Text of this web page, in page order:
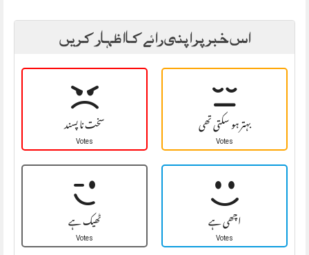
اس خبر پر اپنی رائے کا اظہار کریں
سخت نا پسند
Votes بہتر ہو سکتی تھی
Votes
ٹھیک ہے
Votes اچھی ہے
Votes